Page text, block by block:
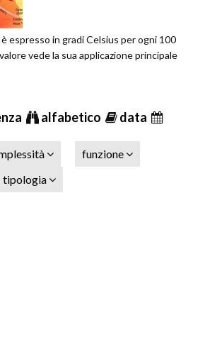
espresso in gradi Celsius per ogni 100
vede la sua applicazione principale
alfabetico data
funzione
tipologia